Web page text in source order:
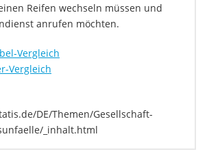
Reifen wechseln müssen und
anrufen möchten.
Vergleich
Vergleich
DE/Themen/Gesellschaft-
_inhalt.html